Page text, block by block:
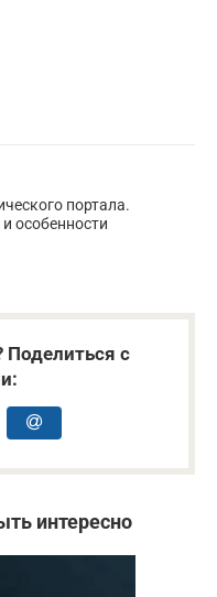
портала.
особенности
Поделиться с
интересно